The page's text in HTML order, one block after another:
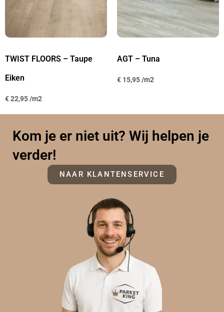
TWIST FLOORS – Taupe
Eiken
€22,95
AGT – Tuna
€ 15,95
Kom je er niet uit? Wij helpen je
verder!
NAAR KLANTENSERVICE